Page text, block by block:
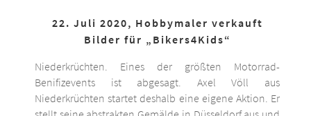
22. Juli 2020, Hobbymaler verkauft
Bilder für „Bikers4Kids“
Niederkrüchten. Eines der größten Motorrad-
Benifizevents ist abgesagt. Axel Völl aus
Niederkrüchten startet deshalb eine eigene Aktion. Er